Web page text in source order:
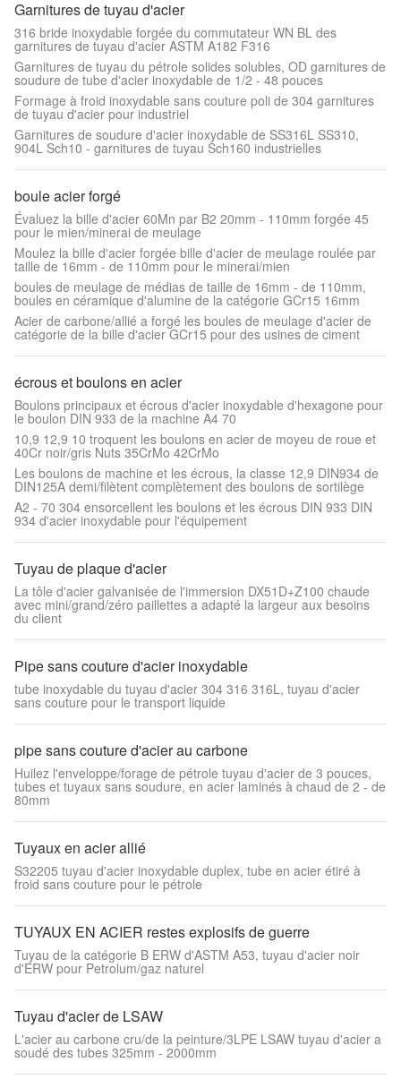
Garnitures de tuyau d'acier
316 bride inoxydable forgée du commutateur WN BL des
garnitures de tuyau d'acier ASTM A182 F316
Garnitures de tuyau du pétrole solides solubles, OD garnitures de
soudure de tube d'acier inoxydable de 1/2 - 48 pouces
Formage à froid inoxydable sans couture poli de 304 garnitures
de tuyau d'acier pour industriel
Garnitures de soudure d'acier inoxydable de SS316L SS310,
904L Sch10 - garnitures de tuyau Sch160 industrielles
boule acier forgé
Évaluez la bille d'acier 60Mn par B2 20mm - 110mm forgée 45
pour le mien/minerai de meulage
Moulez la bille d'acier forgée bille d'acier de meulage roulée par
taille de 16mm - de 110mm pour le minerai/mien
boules de meulage de médias de taille de 16mm - de 110mm,
boules en céramique d'alumine de la catégorie GCr15 16mm
Acier de carbone/allié a forgé les boules de meulage d'acier de
catégorie de la bille d'acier GCr15 pour des usines de ciment
écrous et boulons en acier
Boulons principaux et écrous d'acier inoxydable d'hexagone pour
le boulon DIN 933 de la machine A4 70
10,9 12,9 10 troquent les boulons en acier de moyeu de roue et
40Cr noir/gris Nuts 35CrMo 42CrMo
Les boulons de machine et les écrous, la classe 12,9 DIN934 de
DIN125A demi/filètent complètement des boulons de sortilège
A2 - 70 304 ensorcellent les boulons et les écrous DIN 933 DIN
934 d'acier inoxydable pour l'équipement
Tuyau de plaque d'acier
La tôle d'acier galvanisée de l'immersion DX51D+Z100 chaude
avec mini/grand/zéro paillettes a adapté la largeur aux besoins
du client
Pipe sans couture d'acier inoxydable
tube inoxydable du tuyau d'acier 304 316 316L, tuyau d'acier
sans couture pour le transport liquide
pipe sans couture d'acier au carbone
Huilez l'enveloppe/forage de pétrole tuyau d'acier de 3 pouces,
tubes et tuyaux sans soudure, en acier laminés à chaud de 2 - de
80mm
Tuyaux en acier allié
S32205 tuyau d'acier inoxydable duplex, tube en acier étiré à
froid sans couture pour le pétrole
TUYAUX EN ACIER restes explosifs de guerre
Tuyau de la catégorie B ERW d'ASTM A53, tuyau d'acier noir
d'ERW pour Petrolum/gaz naturel
Tuyau d'acier de LSAW
L'acier au carbone cru/de la peinture/3LPE LSAW tuyau d'acier a
soudé des tubes 325mm - 2000mm